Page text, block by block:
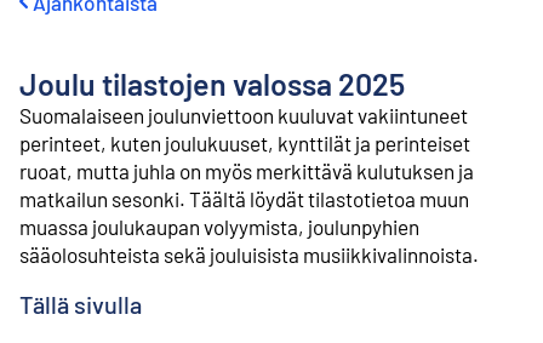
Joulu tilastojen valossa 2025
Suomalaiseen joulunviettoon kuuluvat vakiintuneet
perinteet, kuten joulukuuset, kynttilät ja perinteiset
ruoat, mutta juhla on myös merkittävä kulutuksen ja
matkailun sesonki. Täältä löydät tilastotietoa muun
muassa joulukaupan volyymista, joulunpyhien
sääolosuhteista sekä jouluisista musiikkivalinnoista.
Tällä sivulla